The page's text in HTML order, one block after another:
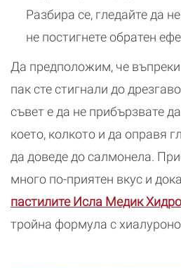
Разбира се, гледайте да
не постигнете обратен
Да предположим, че
пак сте стигнали до
съвет е да не прибързвате
което, колкото и да оправя
да доведе до салмонела.
много по-приятен вкус и
пастилите Исла Медик
тройна формула с